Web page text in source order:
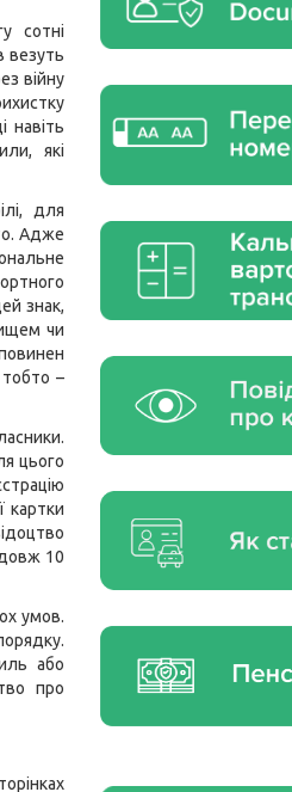
сотні
везуть
війну
навіть
які
для
Адже
знак,
чи
тобто –
цього
картки
10
умов.
або
про